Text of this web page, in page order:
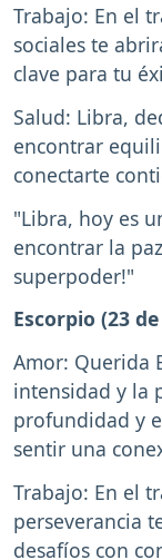
Trabajo: En el
sociales te
clave para tu
Salud: Libra,
encontrar
conectarte
"Libra, hoy es
encontrar la
superpoder!"
Escorpio (23
Amor: Querida
intensidad y la
profundidad y
sentir una
Trabajo: En el
perseverancia
desafíos con